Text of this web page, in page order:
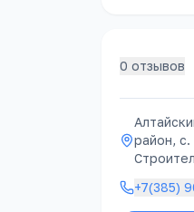
0 отзывов
район,
+7(385)